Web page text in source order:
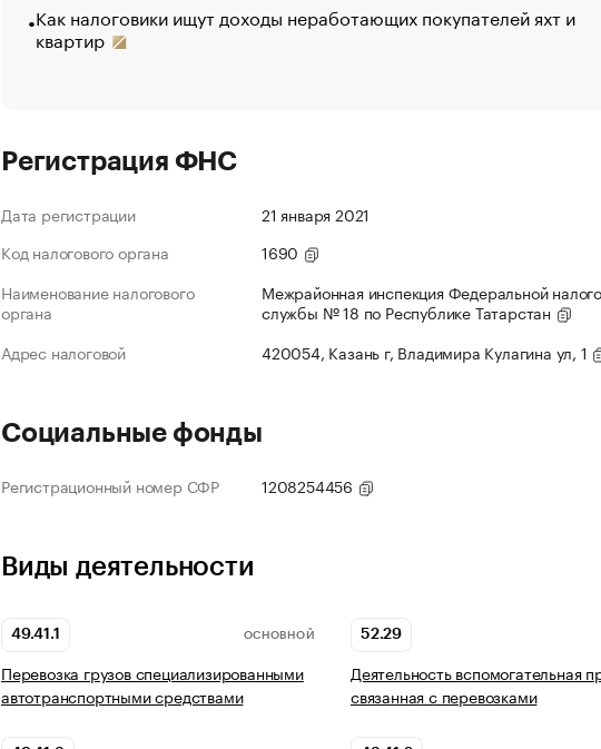
Как налоговики ищут доходы неработающих покупателей яхт и
квартир
Регистрация ФНС
Дата регистрации
21 января 2021
Код налогового органа
1690
Наименование налогового
органа
Межрайонная инспекция Федеральной
службы № 18 по Республике Татарстан
Адрес налоговой
420054, Казань г, Владимира Кулагина ул, 1
Социальные фонды
Регистрационный номер СФР 1208254456
Виды деятельности
49.41.1 ОСНОВНОЙ
Перевозка грузов специализированными
автотранспортными средствами
52.29
Деятельность вспомогательная
связанная с перевозками